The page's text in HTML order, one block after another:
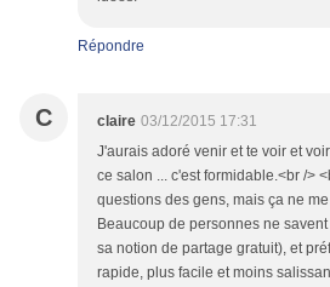
Répondre
C claire 03/12/2015 17:31
J'aurais adoré venir et te voir et
ce salon ... c'est formidable.<br />
questions des gens, mais ça ne
Beaucoup de personnes ne
sa notion de partage gratuit), et
rapide, plus facile et moins